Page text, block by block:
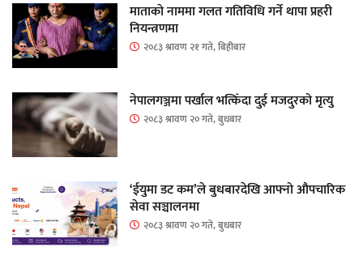
माताकाे नाममा गलत गतिविधि गर्ने थापा प्रहरी
नियन्त्रणमा
२०८३ श्रावण २१ गते, बिहीबार
नेपालगञ्जमा पर्खाल भत्किँदा दुई मजदुरको मृत्यु
२०८३ श्रावण २० गते, बुधबार
‘ईयुमा डट कम’ले बुधबारदेखि आफ्नो औपचारिक
सेवा सञ्चालनमा
२०८३ श्रावण २० गते, बुधबार